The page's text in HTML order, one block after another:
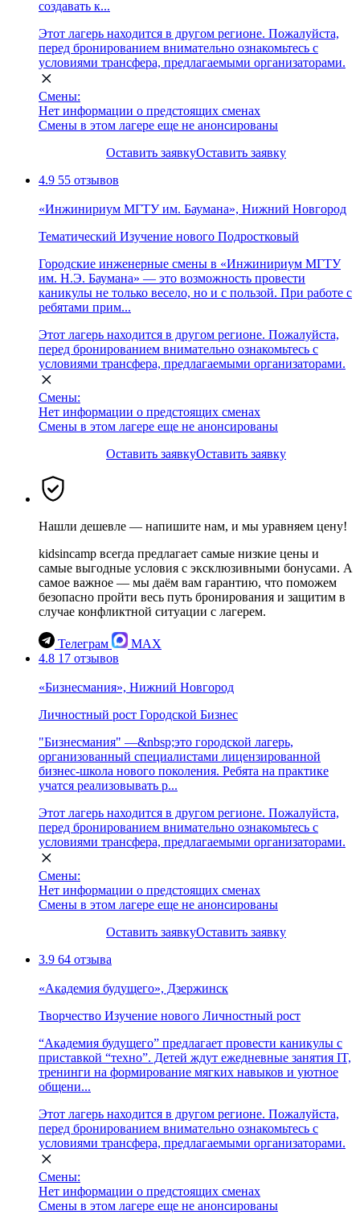
создавать к...
Этот лагерь находится в другом регионе. Пожалуйста,
перед бронированием внимательно ознакомьтесь с
условиями трансфера, предлагаемыми организаторами.
Смены:
Нет информации о предстоящих сменах
Смены в этом лагере еще не анонсированы
Оставить заявкуОставить заявку
4.9 55 отзывов
«Инжинириум МГТУ им. Баумана», Нижний Новгород
Тематический Изучение нового Подростковый
Городские инженерные смены в «Инжинириум МГТУ
им. Н.Э. Баумана» — это возможность провести
каникулы не только весело, но и с пользой. При работе с
ребятами прим...
Этот лагерь находится в другом регионе. Пожалуйста,
перед бронированием внимательно ознакомьтесь с
условиями трансфера, предлагаемыми организаторами.
Смены:
Нет информации о предстоящих сменах
Смены в этом лагере еще не анонсированы
Оставить заявкуОставить заявку
Нашли дешевле — напишите нам, и мы уравняем цену!
kidsincamp всегда предлагает самые низкие цены и
самые выгодные условия с эксклюзивными бонусами. А
самое важное — мы даём вам гарантию, что поможем
безопасно пройти весь путь бронирования и защитим в
случае конфликтной ситуации с лагерем.
Телеграм
MAX
4.8 17 отзывов
«Бизнесмания», Нижний Новгород
Личностный рост Городской Бизнес
"Бизнесмания" —&nbsp;это городской лагерь,
организованный специалистами лицензированной
бизнес-школа нового поколения. Ребята на практике
учатся реализовывать р...
Этот лагерь находится в другом регионе. Пожалуйста,
перед бронированием внимательно ознакомьтесь с
условиями трансфера, предлагаемыми организаторами.
Смены:
Нет информации о предстоящих сменах
Смены в этом лагере еще не анонсированы
Оставить заявкуОставить заявку
3.9 64 отзыва
«Академия будущего», Дзержинск
Творчество Изучение нового Личностный рост
“Академия будущего” предлагает провести каникулы с
приставкой “техно”. Детей ждут ежедневные занятия IT,
тренинги на формирование мягких навыков и уютное
общени...
Этот лагерь находится в другом регионе. Пожалуйста,
перед бронированием внимательно ознакомьтесь с
условиями трансфера, предлагаемыми организаторами.
Смены:
Нет информации о предстоящих сменах
Смены в этом лагере еще не анонсированы